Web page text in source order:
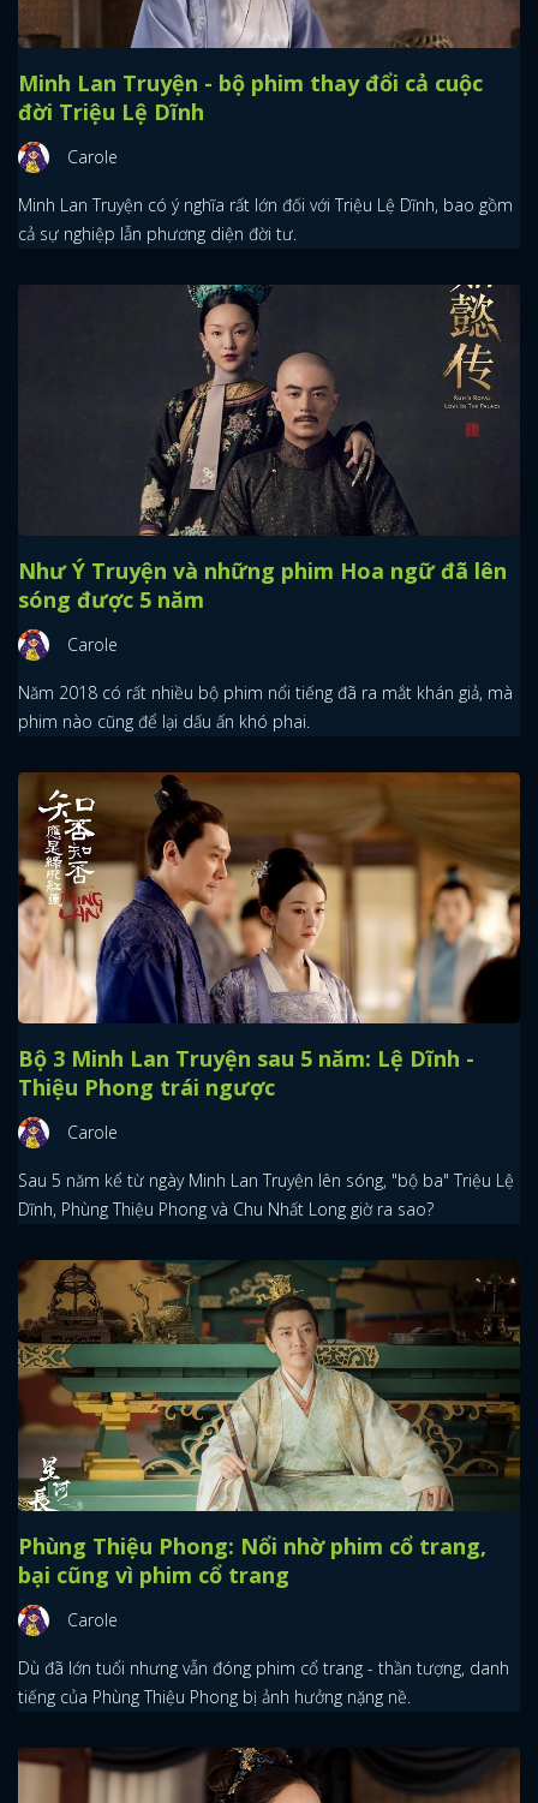
Minh Lan Truyện - bộ phim thay đổi cả cuộc
đời Triệu Lệ Dĩnh
Carole
Minh Lan Truyện có ý nghĩa rất lớn đối với Triệu Lệ Dĩnh, bao gồm
cả sự nghiệp lẫn phương diện đời tư.
Như Ý Truyện và những phim Hoa ngữ đã lên
sóng được 5 năm
Carole
Năm 2018 có rất nhiều bộ phim nổi tiếng đã ra mắt khán giả, mà
phim nào cũng để lại dấu ấn khó phai.
Bộ 3 Minh Lan Truyện sau 5 năm: Lệ Dĩnh -
Thiệu Phong trái ngược
Carole
Sau 5 năm kể từ ngày Minh Lan Truyện lên sóng, "bộ ba" Triệu Lệ
Dĩnh, Phùng Thiệu Phong và Chu Nhất Long giờ ra sao?
Phùng Thiệu Phong: Nổi nhờ phim cổ trang,
bại cũng vì phim cổ trang
Carole
Dù đã lớn tuổi nhưng vẫn đóng phim cổ trang - thần tượng, danh
tiếng của Phùng Thiệu Phong bị ảnh hưởng nặng nề.